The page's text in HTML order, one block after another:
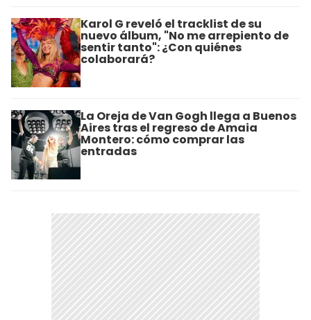
Karol G reveló el tracklist de su
nuevo álbum, "No me arrepiento de
sentir tanto": ¿Con quiénes
colaborará?
La Oreja de Van Gogh llega a Buenos
Aires tras el regreso de Amaia
Montero: cómo comprar las
entradas